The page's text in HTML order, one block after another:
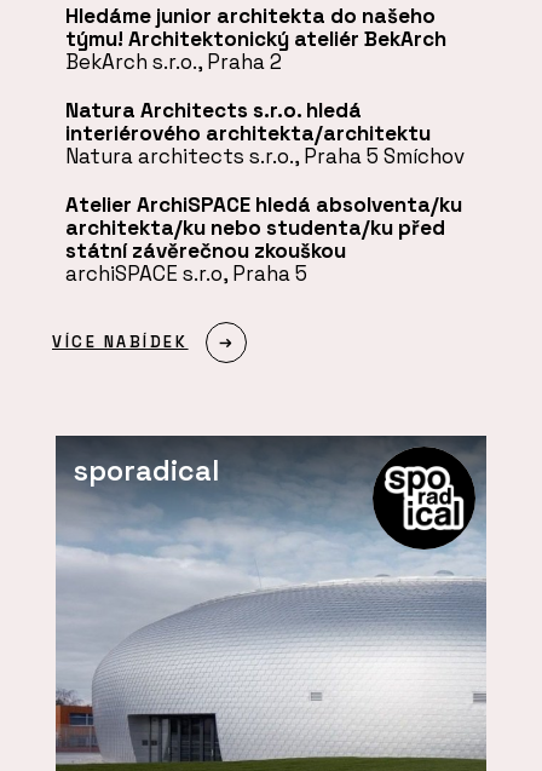
Hledáme junior architekta do našeho
týmu! Architektonický ateliér BekArch
BekArch s.r.o., Praha 2
Natura Architects s.r.o. hledá
interiérového architekta/architektu
Natura architects s.r.o., Praha 5 Smíchov
Atelier ArchiSPACE hledá absolventa/ku
architekta/ku nebo studenta/ku před
státní závěrečnou zkouškou
archiSPACE s.r.o, Praha 5
VÍCE NABÍDEK
sporadical